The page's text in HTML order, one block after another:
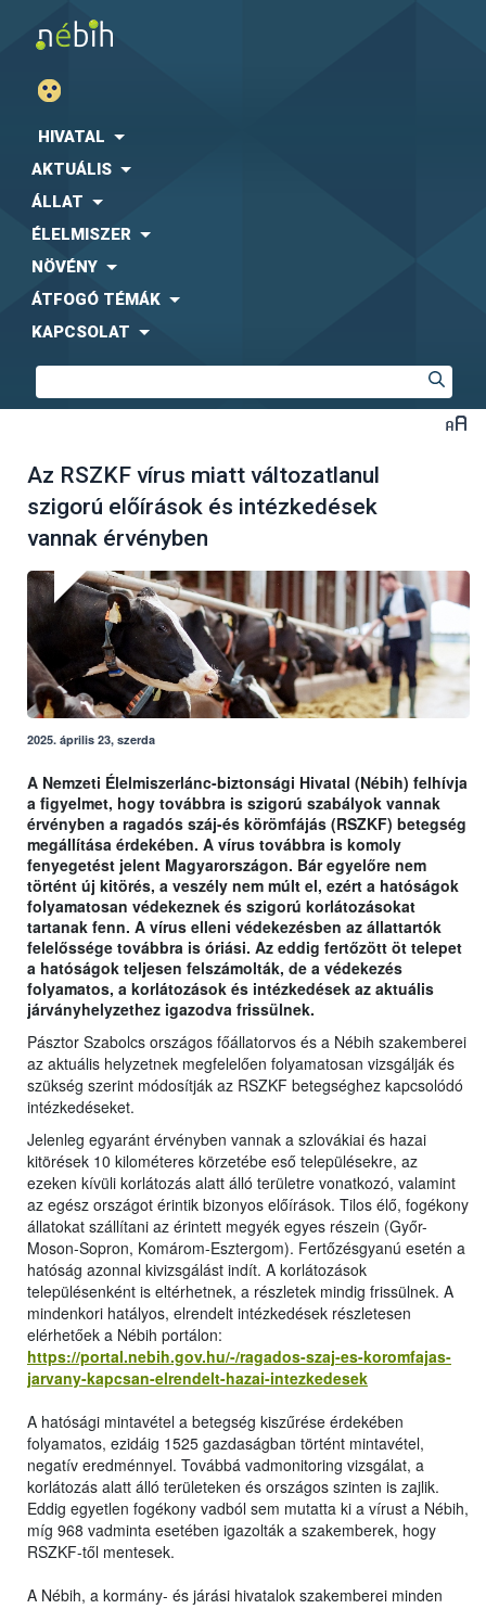
HIVATAL
AKTUÁLIS
ÁLLAT
ÉLELMISZER
NÖVÉNY
ÁTFOGÓ TÉMÁK
KAPCSOLAT
Az RSZKF vírus miatt változatlanul
szigorú előírások és intézkedések
vannak érvényben
2025. április 23, szerda
A Nemzeti Élelmiszerlánc-biztonsági Hivatal (Nébih) felhívja
a figyelmet, hogy továbbra is szigorú szabályok vannak
érvényben a ragadós száj-és körömfájás (RSZKF) betegség
megállítása érdekében. A vírus továbbra is komoly
fenyegetést jelent Magyarországon. Bár egyelőre nem
történt új kitörés, a veszély nem múlt el, ezért a hatóságok
folyamatosan védekeznek és szigorú korlátozásokat
tartanak fenn. A vírus elleni védekezésben az állattartók
felelőssége továbbra is óriási. Az eddig fertőzött öt telepet
a hatóságok teljesen felszámolták, de a védekezés
folyamatos, a korlátozások és intézkedések az aktuális
járványhelyzethez igazodva frissülnek.
Pásztor Szabolcs országos főállatorvos és a Nébih szakemberei
az aktuális helyzetnek megfelelően folyamatosan vizsgálják és
szükség szerint módosítják az RSZKF betegséghez kapcsolódó
intézkedéseket.
Jelenleg egyaránt érvényben vannak a szlovákiai és hazai
kitörések 10 kilométeres körzetébe eső településekre, az
ezeken kívüli korlátozás alatt álló területre vonatkozó, valamint
az egész országot érintik bizonyos előírások. Tilos élő, fogékony
állatokat szállítani az érintett megyék egyes részein (Győr-
Moson-Sopron, Komárom-Esztergom). Fertőzésgyanú esetén a
hatóság azonnal kivizsgálást indít. A korlátozások
településenként is eltérhetnek, a részletek mindig frissülnek. A
mindenkori hatályos, elrendelt intézkedések részletesen
elérhetőek a Nébih portálon:
https://portal.nebih.gov.hu/-/ragados-szaj-es-koromfajas-
jarvany-kapcsan-elrendelt-hazai-intezkedesek
A hatósági mintavétel a betegség kiszűrése érdekében
folyamatos, ezidáig 1525 gazdaságban történt mintavétel,
negatív eredménnyel. Továbbá vadmonitoring vizsgálat, a
korlátozás alatt álló területeken és országos szinten is zajlik.
Eddig egyetlen fogékony vadból sem mutatta ki a vírust a Nébih,
míg 968 vadminta esetében igazolták a szakemberek, hogy
RSZKF-től mentesek.
A Nébih, a kormány- és járási hivatalok szakemberei minden